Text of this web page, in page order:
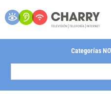
Categorías